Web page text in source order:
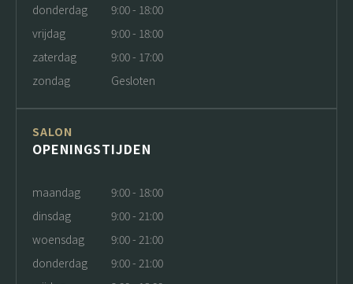
donderdag
9:00 - 18:00
vrijdag
9:00 - 18:00
zaterdag
9:00 - 17:00
zondag
Gesloten
SALON
OPENINGSTIJDEN
maandag
9:00 - 18:00
dinsdag
9:00 - 21:00
woensdag
9:00 - 21:00
donderdag
9:00 - 21:00